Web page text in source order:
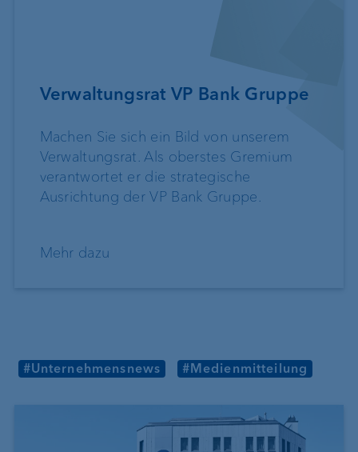
Verwaltungsrat VP Bank Gruppe
Machen Sie sich ein Bild von unserem
Verwaltungsrat. Als oberstes Gremium
verantwortet er die strategische
Ausrichtung der VP Bank Gruppe.
Mehr dazu
#Unternehmensnews #Medienmitteilung